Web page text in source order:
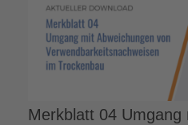
Merkblatt 04 Umgang